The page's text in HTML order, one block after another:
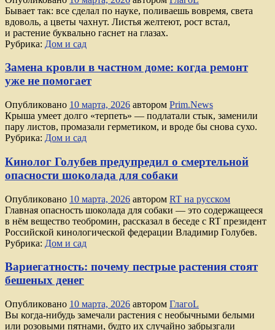
Бывает так: все сделал по науке, поливаешь вовремя, света
вдоволь, а цветы чахнут. Листья желтеют, рост встал,
и растение буквально гаснет на глазах.
Рубрика: Дом и сад
Замена кровли в частном доме: когда ремонт
уже не помогает
Опубликовано 10 марта, 2026 автором Prim.News
Крыша умеет долго «терпеть» — подлатали стык, заменили
пару листов, промазали герметиком, и вроде бы снова сухо.
Рубрика: Дом и сад
Кинолог Голубев предупредил о смертельной
опасности шоколада для собаки
Опубликовано 10 марта, 2026 автором RT на русском
Главная опасность шоколада для собаки — это содержащееся
в нём вещество теобромин, рассказал в беседе с RT президент
Российской кинологической федерации Владимир Голубев.
Рубрика: Дом и сад
Вариегатность: почему пестрые растения стоят
бешеных денег
Опубликовано 10 марта, 2026 автором ГлагоL
Вы когда-нибудь замечали растения с необычными белыми
или розовыми пятнами, будто их случайно забрызгали